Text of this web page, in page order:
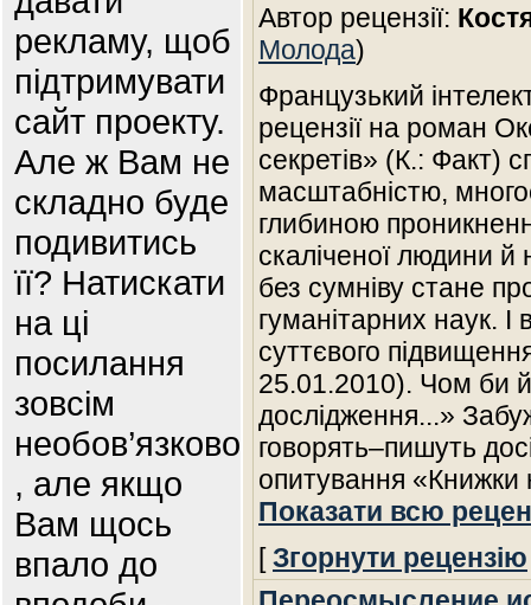
рекламу, щоб
підтримувати
сайт проекту.
Але ж Вам не
складно буде
подивитись
її? Натискати
на ці
посилання
зовсім
необов’язково
, але якщо
Вам щось
впало до
Автор рецензії:
Молода)
Французький
рецензії на роман
секретів» (К.: Факт)
масштабністю,
глибиною
скаліченої людини й
без сумніву стане
гуманітарних наук. І
суттєвого
25.01.2010). Чом би
дослідження...»
говорять–пишуть
опитування «Книжки
Показати всю
[Згорнути рецензію